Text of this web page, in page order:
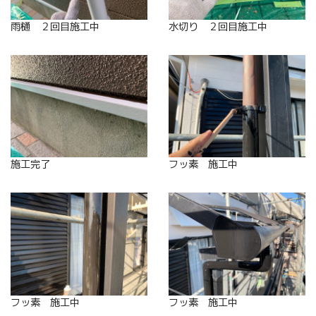
雨樋 ２回目施工中 水切り ２回目施工中
施工完了 フッ素 施工中
フッ素 施工中 フッ素 施工中